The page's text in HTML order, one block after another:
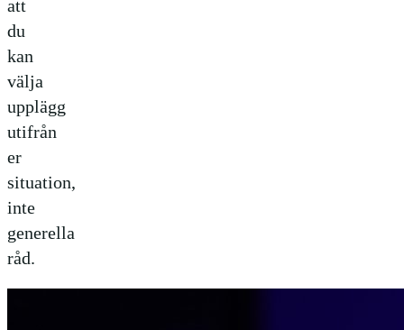
att
du
kan
välja
upplägg
utifrån
er
situation,
inte
generella
råd.